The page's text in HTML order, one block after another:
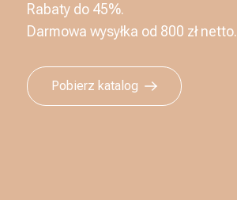
Rabaty do 45%.
Darmowa wysyłka od 800 zł netto.
Pobierz katalog